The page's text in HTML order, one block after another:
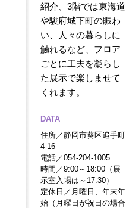
紹介、3階では東海道
や駿府城下町の賑わ
い、人々の暮らしに
触れるなど、フロア
ごとに工夫を凝らし
た展示で楽しませて
くれます。
DATA
住所／静岡市葵区追手町
4-16
電話／054-204-1005
時間／9:00～18:00（展
示室入場は～17:30）
定休日／月曜日、年末年
始（月曜日が祝日の場合